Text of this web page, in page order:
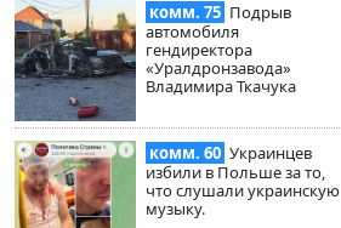
комм. 75 Подрыв
автомобиля
гендиректора
«Уралдронзавода»
Владимира Ткачука
комм. 60 Украинцев
избили в Польше за то,
что слушали украинскую
музыку.